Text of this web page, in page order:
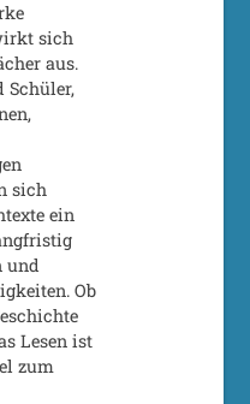
sich
aus.
Schüler,
sich
ein
und
Ob
Lesen ist
zum